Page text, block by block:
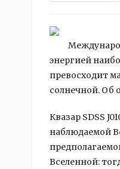
энергией
превосходит
солнечной. Об
Квазар SDSS
наблюдаемой
Вселенной: